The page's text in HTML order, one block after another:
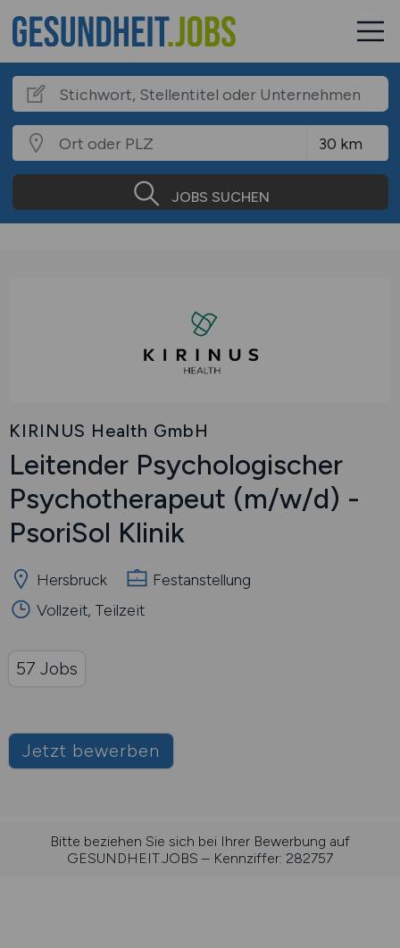
JOBS SUCHEN
KIRINUS Health GmbH
Leitender Psychologischer
Psychotherapeut (m/w/d) -
PsoriSol Klinik
Hersbruck
Festanstellung
Vollzeit, Teilzeit
Jetzt bewerben
57 Jobs
Bitte beziehen Sie sich bei Ihrer Bewerbung auf
GESUNDHEIT.JOBS – Kennziffer: 282757